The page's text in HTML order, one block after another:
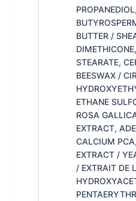
PROPANEDIOL,
BUTTER /
STEARATE,
BEESWAX /
ETHANE
ROSA
EXTRACT,
CALCIUM
EXTRACT /
/ EXTRAIT DE